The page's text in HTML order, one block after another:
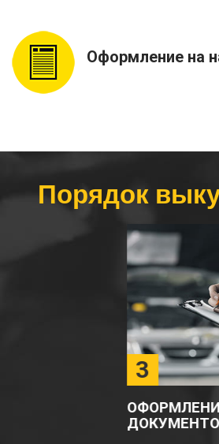
Оформление на
Порядок
ОФОРМЛЕНИЕ
ДОКУМЕНТОВ